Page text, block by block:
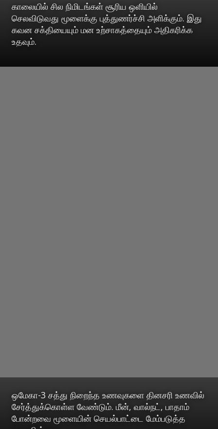
காலையில் சில நிமிடங்கள் சூரிய ஒளியில்
செலவிடுவது மூளைக்கு புத்துணர்ச்சி அளிக்கும். இது
கவன சக்தியையும் மன உற்சாகத்தையும் அதிகரிக்க
உதவும்.
ஒமேகா-3 சத்து நிறைந்த உணவுகளை தினசரி உணவில்
சேர்த்துக்கொள்ள வேண்டும். மீன், வால்நட், பாதாம்
போன்றவை மூளையின் செயல்பாட்டை மேம்படுத்த